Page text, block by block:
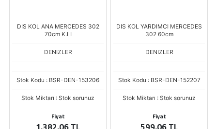
DIS KOL ANA MERCEDES 302
70cm K.LI
DENIZLER
Stok Kodu : BSR-DEN-153206
Stok Miktarı : Stok sorunuz
Fiyat
DIS KOL YARDIMCI MERCEDES
302 60cm
DENIZLER
Stok Kodu : BSR-DEN-152207
Stok Miktarı : Stok sorunuz
Fiyat